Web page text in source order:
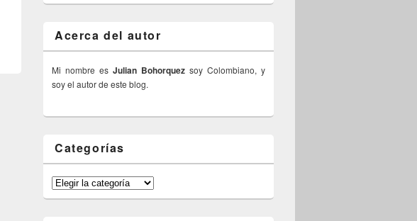
Acerca del autor
Mi nombre es Julian Bohorquez soy Colombiano, y
soy el autor de este blog.
Categorías
Categorías